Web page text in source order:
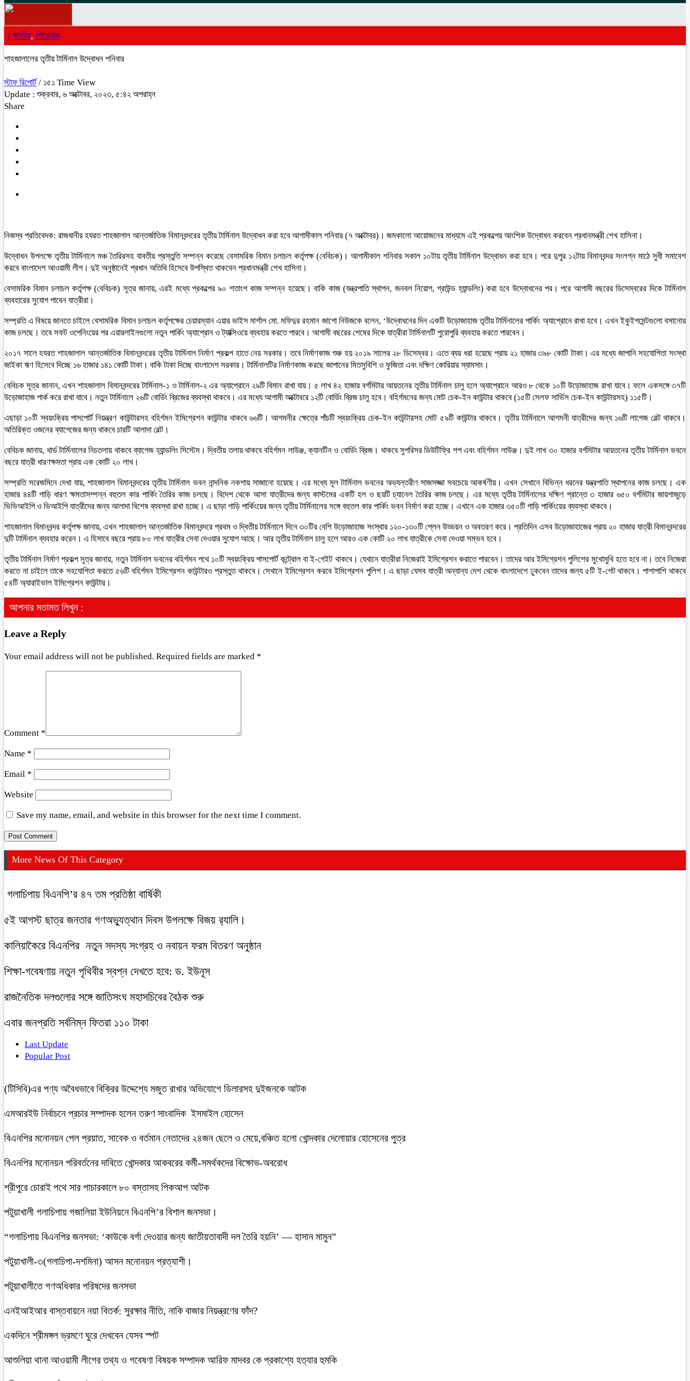
/ জাতীয়, শিরোনাম
শাহজালালের তৃতীয় টার্মিনাল উদ্বোধন শনিবার
স্টাফ রিপোর্ট / ১৫১ Time View
Update : শুক্রবার, ৬ অক্টোবর, ২০২৩, ৫:৪২ অপরাহ্ন
Share
নিজস্ব প্রতিবেদক: রাজধানীর হযরত শাহজালাল আন্তর্জাতিক বিমানবন্দরের তৃতীয় টার্মিনাল উদ্বোধন করা হবে আগামীকাল শনিবার (৭ অক্টোবর)। জমকালো আয়োজনের মাধ্যমে এই প্রকল্পের আংশিক উদ্বোধন করবেন প্রধানমন্ত্রী শেখ হাসিনা।
উদ্বোধন উপলক্ষে তৃতীয় টার্মিনালে মঞ্চ তৈরিরসহ যাবতীয় প্রস্তুতি সম্পন্ন করেছে বেসামরিক বিমান চলাচল কর্তৃপক্ষ (বেবিচক)। আগামীকাল শনিবার সকাল ১০টায় তৃতীয় টার্মিনাল উদ্বোধন করা হবে। পরে দুপুর ১২টায় বিমানবন্দর সংলগ্ন মাঠে সুধী সমাবেশ
করবে বাংলাদেশ আওয়ামী লীগ। দুই অনুষ্ঠানেই প্রধান অতিথি হিসেবে উপস্থিত থাকবেন প্রধানমন্ত্রী শেখ হাসিনা।
বেসামরিক বিমান চলাচল কর্তৃপক্ষ (বেবিচক) সূত্র জানায়, এরই মধ্যে প্রকল্পের ৯০ শতাংশ কাজ সম্পন্ন হয়েছে। বাকি কাজ (যন্ত্রপাতি স্থাপন, জনবল নিয়োগ, গ্রাউন্ড হ্যান্ডলিং) করা হবে উদ্বোধনের পর। পরে আগামী বছরের ডিসেম্বরের দিকে টার্মিনাল
ব্যবহারের সুযোগ পাবেন যাত্রীরা।
সম্প্রতি এ বিষয়ে জানতে চাইলে বেসামরিক বিমান চলাচল কর্তৃপক্ষের চেয়ারম্যান এয়ার ভাইস মার্শাল মো. মফিদুর রহমান জাগো নিউজকে বলেন, ‘উদ্বোধনের দিন একটি উড়োজাহাজ তৃতীয় টার্মিনালের পার্কিং অ্যাপ্রোনে রাখা হবে। এখন ইকুইপমেন্টগুলো বসানোর
কাজ চলছে। তবে সফট ওপেনিংয়ের পর এয়ারলাইনগুলো নতুন পার্কিং অ্যাপ্রোন ও ট্যাক্সিওয়ে ব্যবহার করতে পারবে। আগামী বছরের শেষের দিকে যাত্রীরা টার্মিনালটি পুরোপুরি ব্যবহার করতে পারবেন।
২০১৭ সালে হযরত শাহজালাল আন্তর্জাতিক বিমানবন্দরের তৃতীয় টার্মিনাল নির্মাণ প্রকল্প হাতে নেয় সরকার। তবে নির্মাণকাজ শুরু হয় ২০১৯ সালের ২৮ ডিসেম্বর। এতে ব্যয় ধরা হয়েছে প্রায় ২১ হাজার ৩৯৮ কোটি টাকা। এর মধ্যে জাপানি সহযোগিতা সংস্থা
জাইকা ঋণ হিসেবে দিচ্ছে ১৬ হাজার ১৪১ কোটি টাকা। বাকি টাকা দিচ্ছে বাংলাদেশ সরকার। টার্মিনালটির নির্মাণকাজ করছে জাপানের মিতসুবিশি ও ফুজিতা এবং দক্ষিণ কোরিয়ার স্যামসাং।
বেবিচক সূত্র জানান, এখন শাহজালাল বিমানবন্দরের টার্মিনাল-১ ও টার্মিনাল-২ এর অ্যাপ্রোনে ২৯টি বিমান রাখা যায়। ৫ লাখ ৪২ হাজার বর্গমিটার আয়তনের তৃতীয় টার্মিনাল চালু হলে অ্যাপ্রোনে আরও ৮ থেকে ১০টি উড়োজাহাজ রাখা যাবে। ফলে একসঙ্গে ৩৭টি
উড়োজাহাজ পার্ক করে রাখা যাবে। নতুন টার্মিনালে ২৬টি বোর্ডিং ব্রিজের ব্যবস্থা থাকবে। এর মধ্যে আগামী অক্টোবরে ১২টি বোর্ডিং ব্রিজ চালু হবে। বহির্গমনের জন্য মোট চেক-ইন কাউন্টার থাকবে (১৫টি সেলফ সার্ভিস চেক-ইন কাউন্টারসহ) ১১৫টি।
এছাড়া ১০টি স্বয়ংক্রিয় পাসপোর্ট নিয়ন্ত্রণ কাউন্টারসহ বহির্গমন ইমিগ্রেশন কাউন্টার থাকবে ৬৬টি। আগমনীর ক্ষেত্রে পাঁচটি স্বয়ংক্রিয় চেক-ইন কাউন্টারসহ মোট ৫৯টি কাউন্টার থাকবে। তৃতীয় টার্মিনালে আগমনী যাত্রীদের জন্য ১৬টি লাগেজ বেল্ট থাকবে।
অতিরিক্ত ওজনের ব্যাগেজের জন্য থাকবে চারটি আলাদা বেল্ট।
বেবিচক জানায়, থার্ড টার্মিনালের নিচতলায় থাকবে ব্যাগেজ হ্যান্ডলিং সিস্টেম। দ্বিতীয় তলায় থাকবে বহির্গমন লাউঞ্জ, ক্যানটিন ও বোর্ডিং ব্রিজ। থাকবে সুপরিসর ডিউটিফ্রি শপ এবং বহির্গমন লাউঞ্জ। দুই লাখ ৩০ হাজার বর্গমিটার আয়তনের তৃতীয় টার্মিনাল ভবনে
বছরে যাত্রী ধারণক্ষমতা প্রায় এক কোটি ২০ লাখ।
সম্প্রতি সরেজমিনে দেখা যায়, শাহজালাল বিমানবন্দরের তৃতীয় টার্মিনাল ভবন নান্দনিক নকশায় সাজানো হয়েছে। এর মধ্যে মূল টার্মিনাল ভবনের অভ্যন্তরীণ সাজসজ্জা সবচেয়ে আকর্ষণীয়। এখন সেখানে বিভিন্ন ধরনের যন্ত্রপাতি স্থাপনের কাজ চলছে। এক
হাজার ৪৪টি গাড়ি ধারণ ক্ষমতাসম্পন্ন বহুতল কার পার্কিং তৈরির কাজ চলছে। বিদেশ থেকে আসা যাত্রীদের জন্য কাস্টমের একটি হল ও ছয়টি চ্যানেল তৈরির কাজ চলছে। এর মধ্যে তৃতীয় টার্মিনালের দক্ষিণ প্রান্তে ৩ হাজার ৬৫০ বর্গমিটার জায়গাজুড়ে
ভিভিআইপি ও ভিআইপি যাত্রীদের জন্য আলাদা বিশেষ ব্যবস্থা রাখা হচ্ছে। এ ছাড়া গাড়ি পার্কিংয়ের জন্য তৃতীয় টার্মিনালের সঙ্গে বহুতল কার পার্কিং ভবন নির্মাণ করা হচ্ছে। এখানে এক হাজার ৩৫০টি গাড়ি পার্কিংয়ের ব্যবস্থা থাকবে।
শাহজালাল বিমানবন্দর কর্তৃপক্ষ জানায়, এখন শাহজালাল আন্তর্জাতিক বিমানবন্দরে প্রথম ও দ্বিতীয় টার্মিনালে দিনে ৩০টির বেশি উড়োজাহাজ সংস্থার ১২০-১৩০টি প্লেন উড্ডয়ন ও অবতরণ করে। প্রতিদিন এসব উড়োজাহাজের প্রায় ২০ হাজার যাত্রী বিমানবন্দরের
দুটি টার্মিনাল ব্যবহার করেন। এ হিসাবে বছরে প্রায় ৮০ লাখ যাত্রীর সেবা দেওয়ার সুযোগ আছে। আর তৃতীয় টার্মিনাল চালু হলে আরও এক কোটি ২০ লাখ যাত্রীকে সেবা দেওয়া সম্ভব হবে।
তৃতীয় টার্মিনাল নির্মাণ প্রকল্প সূত্র জানায়, নতুন টার্মিনাল ভবনের বহির্গমন পথে ১০টি স্বয়ংক্রিয় পাসপোর্ট কন্ট্রোল বা ই-গেইট থাকবে। যেখানে যাত্রীরা নিজেরাই ইমিগ্রেশন করাতে পারবেন। তাদের আর ইমিগ্রেশন পুলিশের মুখোমুখি হতে হবে না। তবে নিজেরা
করতে না চাইলে তাকে সহযোগিতা করতে ৫৬টি বহির্গমন ইমিগ্রেশন কাউন্টারও প্রস্তুত থাকবে। সেখানে ইমিগ্রেশন করবে ইমিগ্রেশন পুলিশ। এ ছাড়া যেসব যাত্রী অন্যান্য দেশ থেকে বাংলাদেশে ঢুকবেন তাদের জন্য ৫টি ই-গেট থাকবে। পাশাপাশি থাকবে
৫৪টি অ্যারাইভাল ইমিগ্রেশন কাউন্টার।
আপনার মতামত লিখুন :
Leave a Reply
Your email address will not be published. Required fields are marked *
Comment *
Name *
Email *
Website
Save my name, email, and website in this browser for the next time I comment.
More News Of This Category
গলাচিপায় বিএনপি’র ৪৭ তম প্রতিষ্ঠা বার্ষিকী
৫ই আগস্ট ছাত্র জনতার গণঅভ্যুত্থান দিবস উপলক্ষে বিজয় র‍্যালি।
কালিয়াকৈরে বিএনপির নতুন সদস্য সংগ্রহ ও নবায়ন ফরম বিতরণ অনুষ্ঠান
শিক্ষা-গবেষণায় নতুন পৃথিবীর স্বপ্ন দেখতে হবে: ড. ইউনূস
রাজনৈতিক দলগুলোর সঙ্গে জাতিসংঘ মহাসচিবের বৈঠক শুরু
এবার জনপ্রতি সর্বনিম্ন ফিতরা ১১০ টাকা
Last Update
Popular Post
(টিসিবি)এর পণ্য অবৈধভাবে বিক্রির উদ্দেশ্যে মজুত রাখার অভিযোগে ডিলারসহ দুইজনকে আটক
এমআরইউ নির্বাচনে প্রচার সম্পাদক হলেন তরুণ সাংবাদিক ইসমাইল হোসেন
বিএনপির মনোনয়ন পেল প্রয়াত, সাবেক ও বর্তমান নেতাদের ২৪জন ছেলে ও মেয়ে,বঞ্চিত হলো খোন্দকার দেলোয়ার হোসেনের পুত্র
বিএনপির মনোনয়ন পরিবর্তনের দাবিতে খোন্দকার আকবরের কর্মী-সমর্থকদের বিক্ষোভ-অবরোধ
শ্রীপুরে চোরাই পথে সার পাচারকালে ৮০ বস্তাসহ পিকআপ আটক
‎পটুয়াখালী গলাচিপায় গজালিয়া ইউনিয়নে বিএনপি’র বিশাল জনসভা।
“গলাচিপায় বিএনপির জনসভা: ‘কাউকে বর্গা দেওয়ার জন্য জাতীয়তাবাদী দল তৈরি হয়নি’ — হাসান মামুন”
পটুয়াখালী-৩(গলাচিপা-দশমিনা) আসন মনোনয়ন প্রত্যাশী।
পটুয়াখালীতে গণঅধিকার পরিষদের জনসভা
এনইআইআর বাস্তবায়নে নয়া বিতর্ক: সুরক্ষার নীতি, নাকি বাজার নিয়ন্ত্রণের ফাঁদ?
একদিনে শ্রীমঙ্গল ভ্রমণে ঘুরে দেখবেন যেসব স্পট
আশুলিয়া থানা আওয়ামী লীগের তথ্য ও গবেষণা বিষয়ক সম্পাদক আরিফ মাদবর কে প্রকাশ্যে হত্যার হুমকি